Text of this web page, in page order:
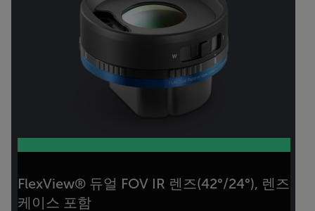
FlexView® 듀얼 FOV IR 렌즈(42°/24°), 렌즈
케이스 포함